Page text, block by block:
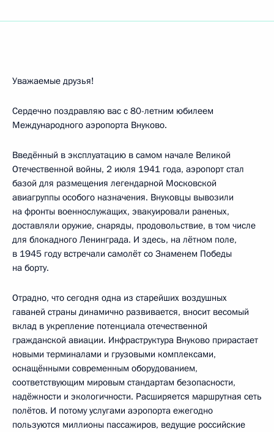
Уважаемые друзья!
Сердечно поздравляю вас с 80-летним юбилеем
Международного аэропорта Внуково.
Введённый в эксплуатацию в самом начале Великой
Отечественной войны, 2 июля 1941 года, аэропорт стал
базой для размещения легендарной Московской
авиагруппы особого назначения. Внуковцы вывозили
на фронты военнослужащих, эвакуировали раненых,
доставляли оружие, снаряды, продовольствие, в том числе
для блокадного Ленинграда. И здесь, на лётном поле,
в 1945 году встречали самолёт со Знаменем Победы
на борту.
Отрадно, что сегодня одна из старейших воздушных
гаваней страны динамично развивается, вносит весомый
вклад в укрепление потенциала отечественной
гражданской авиации. Инфраструктура Внуково прирастает
новыми терминалами и грузовыми комплексами,
оснащёнными современным оборудованием,
соответствующим мировым стандартам безопасности,
надёжности и экологичности. Расширяется маршрутная сеть
полётов. И потому услугами аэропорта ежегодно
пользуются миллионы пассажиров, ведущие российские